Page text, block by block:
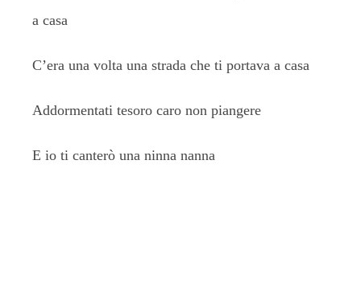
a casa
C’era una volta una strada che ti portava a casa
Addormentati tesoro caro non piangere
E io ti canterò una ninna nanna